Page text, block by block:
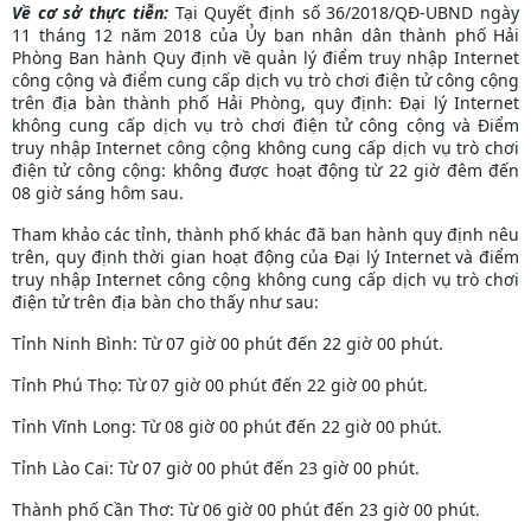
Về cơ sở thực tiễn:Tại Quyết định số 36/2018/QĐ-UBND ngày
11 tháng 12 năm 2018 của Ủy ban nhân dân thành phố Hải
Phòng Ban hành Quy định về quản lý điểm truy nhập Internet
công cộng và điểm cung cấp dịch vụ trò chơi điện tử công cộng
trên địa bàn thành phố Hải Phòng, quy định: Đại lý Internet
không cung cấp dịch vụ trò chơi điện tử công cộng và Điểm
truy nhập Internet công cộng không cung cấp dịch vụ trò chơi
điện tử công cộng: không được hoạt động từ 22 giờ đêm đến
08 giờ sáng hôm sau.
Tham khảo các tỉnh, thành phố khác đã ban hành quy định nêu
trên, quy định thời gian hoạt động của Đại lý Internet và điểm
truy nhập Internet công cộng không cung cấp dịch vụ trò chơi
điện tử trên địa bàn cho thấy như sau:
Tỉnh Ninh Bình: Từ 07 giờ 00 phút đến 22 giờ 00 phút.
Tỉnh Phú Thọ: Từ 07 giờ 00 phút đến 22 giờ 00 phút.
Tỉnh Vĩnh Long: Từ 08 giờ 00 phút đến 22 giờ 00 phút.
Tỉnh Lào Cai: Từ 07 giờ 00 phút đến 23 giờ 00 phút.
Thành phố Cần Thơ: Từ 06 giờ 00 phút đến 23 giờ 00 phút.